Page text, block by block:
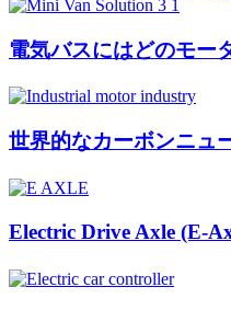
電気バスにはどのモー
世界的なカーボンニュ
Electric Drive Axle (E-